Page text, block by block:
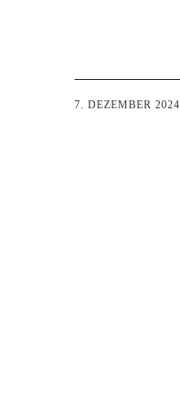
7. DEZEMBER 2024